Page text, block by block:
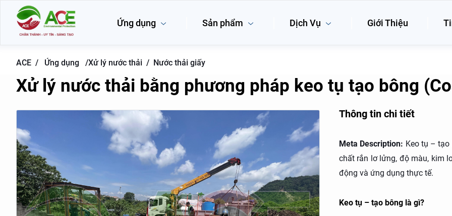
Ứng dụng Sản phẩm Dịch Vụ Giới Thiệu
ACE / Ứng dụng /Xử lý nước thải / Nước thải giấy
Xử lý nước thải bằng phương pháp keo tụ tạo bông
Thông tin chi tiết
Meta Description: Keo tụ –
chất rắn lơ lửng, độ màu, kim
động và ứng dụng thực tế.
Keo tụ – tạo bông là gì?